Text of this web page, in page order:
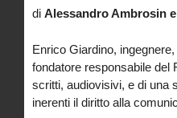
di Alessandro Ambrosin
Enrico Giardino,
fondatore responsabile del
scritti, audiovisivi, e di una
inerenti il diritto alla